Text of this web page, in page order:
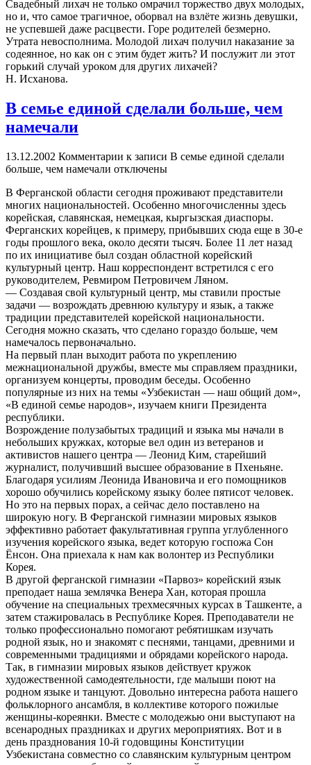
Свадебный лихач не только омрачил торжество двух молодых,
но и, что самое трагичное, оборвал на взлёте жизнь девушки,
не успевшей даже расцвести. Горе родителей безмерно.
Утрата невосполнима. Молодой лихач получил наказание за
содеянное, но как он с этим будет жить? И послужит ли этот
горький случай уроком для других лихачей?
Н. Исханова.
В семье единой сделали больше, чем
намечали
13.12.2002 Комментарии к записи В семье единой сделали
больше, чем намечали отключены
В Ферганской области сегодня проживают представители
многих национальностей. Особенно многочисленны здесь
корейская, славянская, немецкая, кыргызская диаспоры.
Ферганских корейцев, к примеру, прибывших сюда еще в 30-е
годы прошлого века, около десяти тысяч. Более 11 лет назад
по их инициативе был создан областной корейский
культурный центр. Наш корреспондент встретился с его
руководителем, Ревмиром Петровичем Ляном.
— Создавая свой культурный центр, мы ставили простые
задачи — возрождать древнюю культуру и язык, а также
традиции представителей корейской национальности.
Сегодня можно сказать, что сделано гораздо больше, чем
намечалось первоначально.
На первый план выходит работа по укреплению
межнациональной дружбы, вместе мы справляем праздники,
организуем концерты, проводим беседы. Особенно
популярные из них на темы «Узбекистан — наш общий дом»,
«В единой семье народов», изучаем книги Президента
республики.
Возрождение полузабытых традиций и языка мы начали в
небольших кружках, которые вел один из ветеранов и
активистов нашего центра — Леонид Ким, старейший
журналист, получивший высшее образование в Пхеньяне.
Благодаря усилиям Леонида Ивановича и его помощников
хорошо обучились корейскому языку более пятисот человек.
Но это на первых порах, а сейчас дело поставлено на
широкую ногу. В Ферганской гимназии мировых языков
эффективно работает факультативная группа углубленного
изучения корейского языка, ведет которую госпожа Сон
Ёнсон. Она приехала к нам как волонтер из Республики
Корея.
В другой ферганской гимназии «Парвоз» корейский язык
преподает наша землячка Венера Хан, которая прошла
обучение на специальных трехмесячных курсах в Ташкенте, а
затем стажировалась в Республике Корея. Преподаватели не
только профессионально помогают ребятишкам изучать
родной язык, но и знакомят с песнями, танцами, древними и
современными традициями и обрядами корейского народа.
Так, в гимназии мировых языков действует кружок
художественной самодеятельности, где малыши поют на
родном языке и танцуют. Довольно интересна работа нашего
фольклорного ансамбля, в коллективе которого пожилые
женщины-кореянки. Вместе с молодежью они выступают на
всенародных праздниках и других мероприятиях. Вот и в
день празднования 10-й годовщины Конституции
Узбекистана совместно со славянским культурным центром